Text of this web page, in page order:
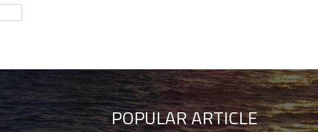
POPULAR ARTICLE